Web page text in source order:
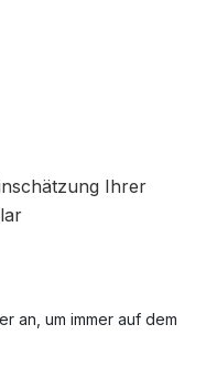
Ihrer
an, um immer auf dem